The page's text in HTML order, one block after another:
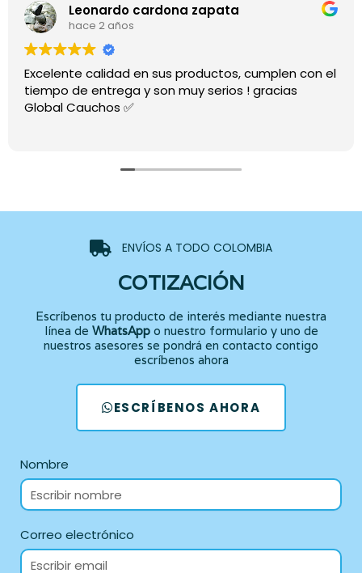
Leonardo cardona zapata
hace 2 años
Excelente calidad en sus productos, cumplen con el
tiempo de entrega y son muy serios ! gracias
Global Cauchos ✅
ENVÍOS A TODO COLOMBIA
COTIZACIÓN
Escríbenos tu producto de interés mediante nuestra
línea de WhatsAppo nuestro formulario y uno de
nuestros asesores se pondrá en contacto contigo
escríbenos ahora
ESCRÍBENOS AHORA
Nombre
Correo electrónico